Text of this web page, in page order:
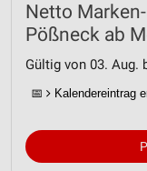
Netto
Pößneck ab
Gültig von 03. Aug.
📅 Kalendereintrag